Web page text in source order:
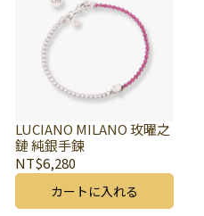
LUCIANO MILANO 玫曜之
鏈 純銀手鍊
NT$6,280
カートに入れる